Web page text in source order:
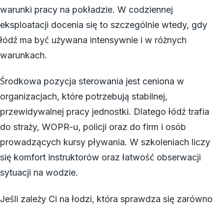
warunki pracy na pokładzie. W codziennej
eksploatacji docenia się to szczególnie wtedy, gdy
łódź ma być używana intensywnie i w różnych
warunkach.
Środkowa pozycja sterowania jest ceniona w
organizacjach, które potrzebują stabilnej,
przewidywalnej pracy jednostki. Dlatego łódź trafia
do straży, WOPR-u, policji oraz do firm i osób
prowadzących kursy pływania. W szkoleniach liczy
się komfort instruktorów oraz łatwość obserwacji
sytuacji na wodzie.
Jeśli zależy Ci na łodzi, która sprawdza się zarówno